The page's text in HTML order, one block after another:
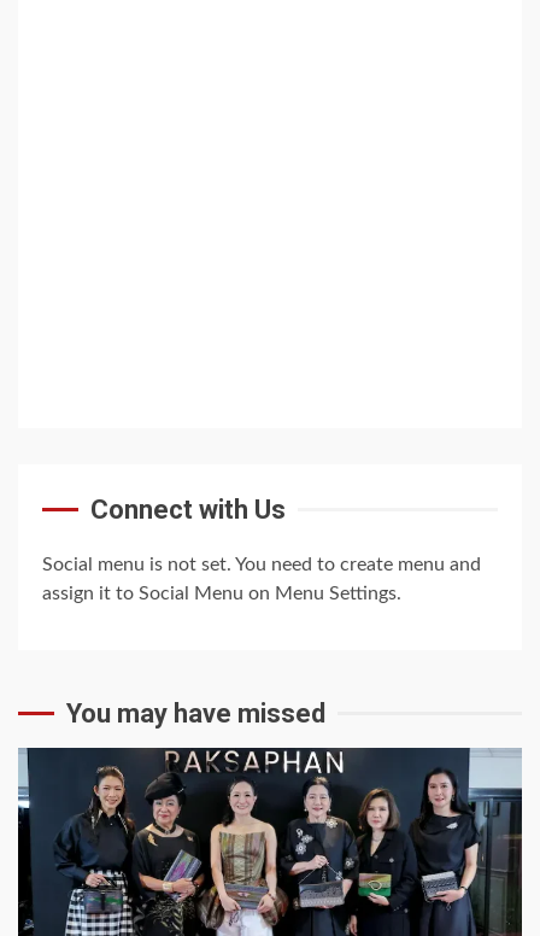
Connect with Us
Social menu is not set. You need to create menu and
assign it to Social Menu on Menu Settings.
You may have missed